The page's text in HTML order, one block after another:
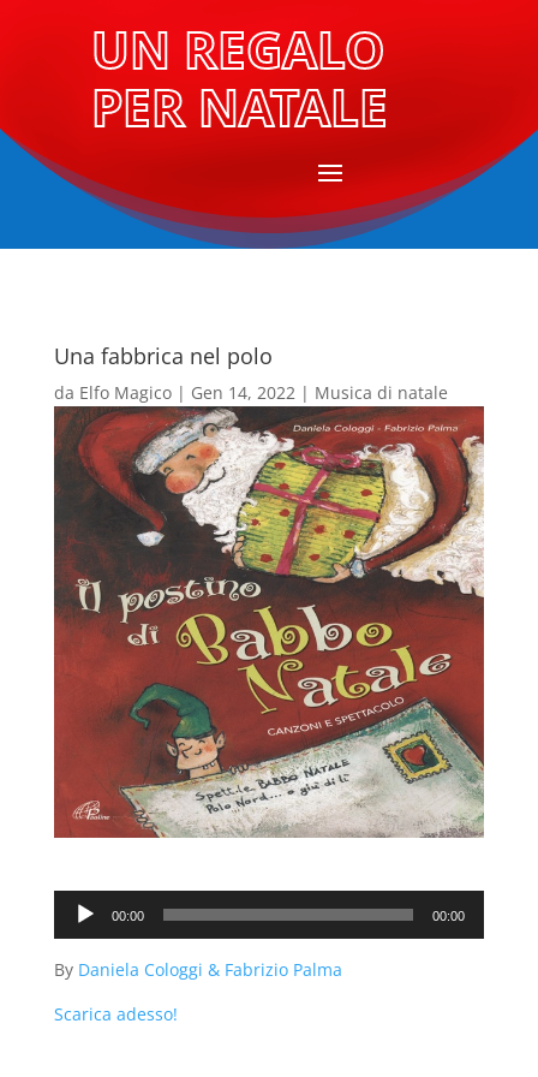
UN REGALO
PER NATALE
Una fabbrica nel polo
da Elfo Magico| Gen 14, 2022| Musica di natale
Audio
Player
00:00 00:00
By Daniela Cologgi & Fabrizio Palma
Scarica adesso!